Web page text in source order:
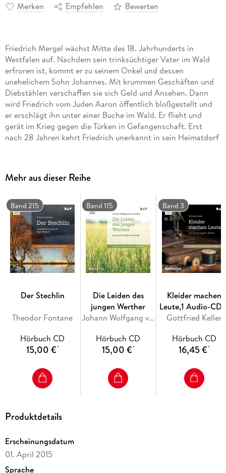
Merken Empfehlen Bewerten
Friedrich Mergel wächst Mitte des 18. Jahrhunderts in
Westfalen auf. Nachdem sein trinksüchtiger Vater im Wald
erfroren ist, kommt er zu seinem Onkel und dessen
unehelichem Sohn Johannes. Mit krummen Geschäften und
Diebstählen verschaffen sie sich Geld und Ansehen. Dann
wird Friedrich vom Juden Aaron öffentlich bloßgestellt und
er erschlägt ihn unter einer Buche im Wald. Er flieht und
gerät im Krieg gegen die Türken in Gefangenschaft. Erst
nach 28 Jahren kehrt Friedrich unerkannt in sein Heimatdorf
Seibt1 mp3-CD Laufzeit 124 min
Mehr aus dieser Reihe
Band 215
Der Stechlin
Theodor Fontane
Hörbuch CD
15,00 €*
Band 115
Die Leiden des
jungen Werther
Johann Wolfgang von Goethe
Hörbuch CD
15,00 €*
Band 3
Kleider machen
Leute,1 Audio-CD,
MP3
Gottfried Keller
Hörbuch CD
16,45 €*
Produktdetails
Erscheinungsdatum
01. April 2015
Sprache